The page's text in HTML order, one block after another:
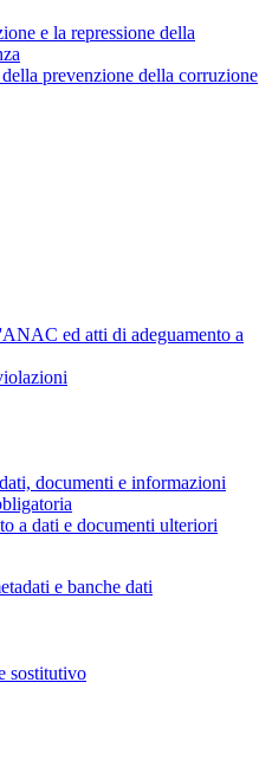
e la repressione della
prevenzione della corruzione
ed atti di adeguamento a
documenti e informazioni
a dati e documenti ulteriori
e banche dati
sostitutivo